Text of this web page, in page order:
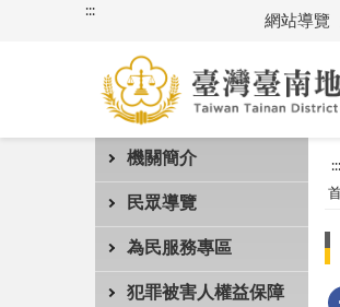
:::
網站導覽
機關簡介
民眾導覽
為民服務專區
犯罪被害人權益保障
:::